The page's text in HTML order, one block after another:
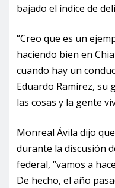
bajado el índice de
“Creo que es un
haciendo bien en
cuando hay un
Eduardo Ramírez, su
las cosas y la gente
Monreal Ávila dijo
durante la discusión
federal, “vamos a
De hecho, el año